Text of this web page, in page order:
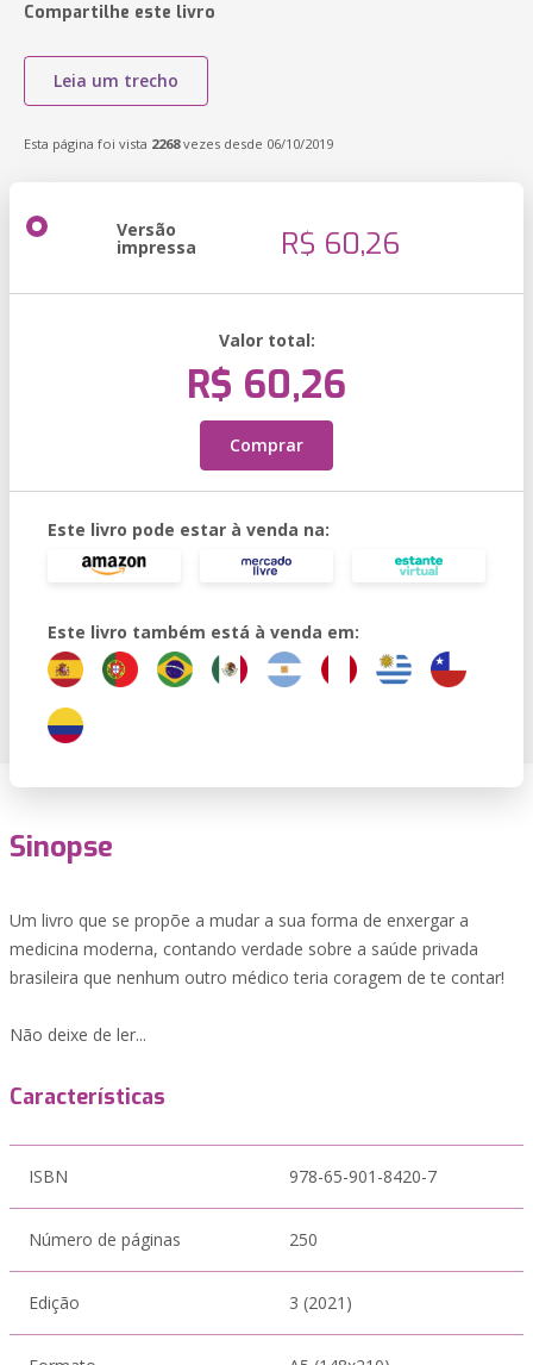
Compartilhe este livro
Leia um trecho
Esta página foi vista 2268vezes desde 06/10/2019
Versão
impressa R$ 60,26
Valor total:
R$ 60,26
Comprar
Este livro pode estar à venda na:
Este livro também está à venda em:
Sinopse
Um livro que se propõe a mudar a sua forma de enxergar a
medicina moderna, contando verdade sobre a saúde privada
brasileira que nenhum outro médico teria coragem de te contar!
Não deixe de ler...
Características
ISBN 978-65-901-8420-7
Número de páginas 250
Edição 3 (2021)